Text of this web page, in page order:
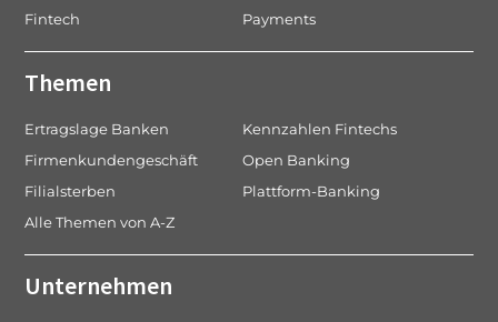
Fintech
Payments
Themen
Ertragslage Banken
Kennzahlen Fintechs
Firmenkundengeschäft
Open Banking
Filialsterben
Plattform-Banking
Alle Themen von A-Z
Unternehmen